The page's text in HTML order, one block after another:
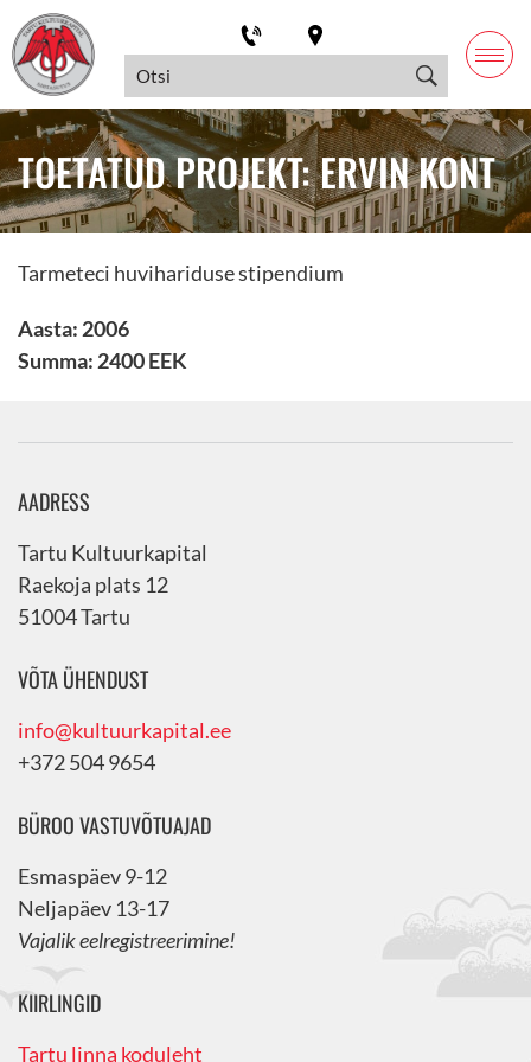
TOETATUD PROJEKT: ERVIN KONT
Tarmeteci huvihariduse stipendium
Aasta: 2006
Summa: 2400 EEK
AADRESS
Tartu Kultuurkapital
Raekoja plats 12
51004 Tartu
VÕTA ÜHENDUST
info@kultuurkapital.ee
+372 504 9654
BÜROO VASTUVÕTUAJAD
Esmaspäev 9-12
Neljapäev 13-17
Vajalik eelregistreerimine!
KIIRLINGID
Tartu linna koduleht